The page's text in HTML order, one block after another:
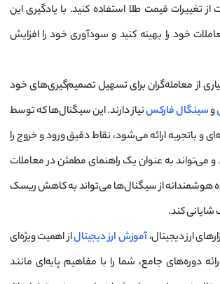
تغییرات قیمت طلا استفاده کنید. با یادگیری این
خود را بهینه کنید و سودآوری خود را افزایش
از معامله‌گران برای تسهیل تصمیم‌گیری‌های خود
وسینگال فارکسنیاز دارند. این سیگنال‌ها که توسط
و باتجربه ارائه می‌شود، نقاط دقیق ورود و خروج را
می‌تواند به عنوان یک راهنمای مطمئن در معاملات
هوشمندانه از سیگنال‌ها می‌تواند به کاهش ریسک
کند.
ارز دیجیتال،آموزش ارز دیجیتالاز اهمیت ویژه‌ای
دوره‌های جامع، شما را با مفاهیم پایه‌ای مانند